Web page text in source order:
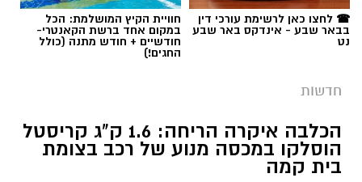
☎ לחצו כאן לרשימת עורכי דין
בבאר שבע - אינדקס באר שבע
נט
חוויית הקיץ המושלמת: הכל
במקום אחד ברשת הקאנטרי-
חודשיים + חודש מתנה (כולל
החגים!)
חדשות
הכלבה איקרה הריחה: 1.6 ק"ג קריסטל
הוסלקו במכסה מנוע של רכב בצומת
בית קמה